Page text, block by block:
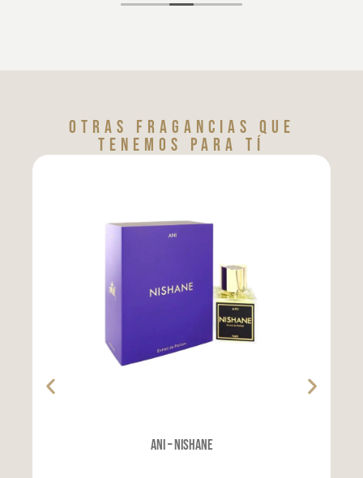
Otras fragancias que
tenemos para tí
ANI – NISHANE